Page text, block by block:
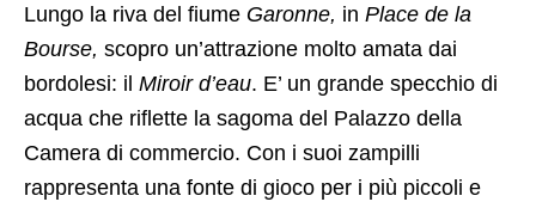
Lungo la riva del fiume Garonne, in Place de la
Bourse, scopro un’attrazione molto amata dai
bordolesi: il Miroir d’eau. E’ un grande specchio di
acqua che riflette la sagoma del Palazzo della
Camera di commercio. Con i suoi zampilli
rappresenta una fonte di gioco per i più piccoli e